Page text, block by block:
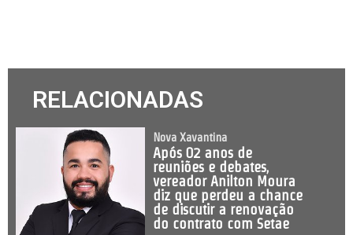
RELACIONADAS
Nova Xavantina
Após 02 anos de
reuniões e debates,
vereador Anilton Moura
diz que perdeu a chance
de discutir a renovação
do contrato com Setae